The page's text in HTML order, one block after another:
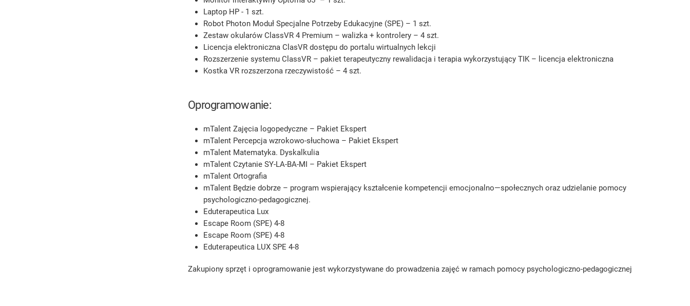
Laptop HP - 1 szt.
Robot Photon Moduł Specjalne Potrzeby Edukacyjne (SPE) – 1 szt.
Zestaw okularów ClassVR 4 Premium – walizka + kontrolery – 4 szt.
Licencja elektroniczna ClasVR dostępu do portalu wirtualnych lekcji
Rozszerzenie systemu ClassVR – pakiet terapeutyczny rewalidacja i terapia wykorzystujący TIK – licencja elektroniczna
Kostka VR rozszerzona rzeczywistość – 4 szt.
Oprogramowanie:
mTalent Zajęcia logopedyczne – Pakiet Ekspert
mTalent Percepcja wzrokowo-słuchowa – Pakiet Ekspert
mTalent Matematyka. Dyskalkulia
mTalent Czytanie SY-LA-BA-MI – Pakiet Ekspert
mTalent Ortografia
mTalent Będzie dobrze – program wspierający kształcenie kompetencji emocjonalno—społecznych oraz udzielanie pomocy
psychologiczno-pedagogicznej.
Eduterapeutica Lux
Escape Room (SPE) 4-8
Escape Room (SPE) 4-8
Eduterapeutica LUX SPE 4-8
Zakupiony sprzęt i oprogramowanie jest wykorzystywane do prowadzenia zajęć w ramach pomocy psychologiczno-pedagogicznej